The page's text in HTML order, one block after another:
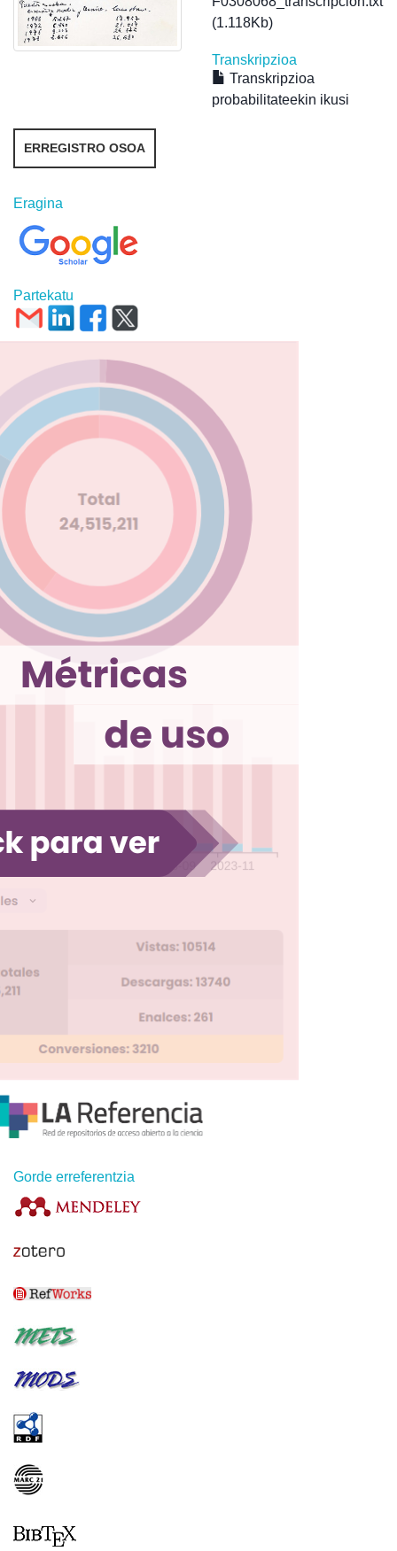
(1.118Kb)
Transkripzioa
Transkripzioa
probabilitateekin ikusi
ERREGISTRO OSOA
Eragina
Partekatu
Gorde erreferentzia